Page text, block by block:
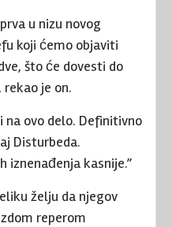
u nizu novog
koji ćemo objaviti
što će dovesti do
rekao je on.
na ovo delo. Definitivno
Disturbeda.
iznenađenja kasnije.”
želju da njegov
reperom